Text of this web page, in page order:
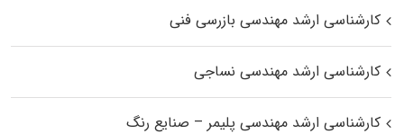
کارشناسی ارشد مهندسی بازرسی فنی
کارشناسی ارشد مهندسی نساجی
کارشناسی ارشد مهندسی پلیمر – صنایع رنگ